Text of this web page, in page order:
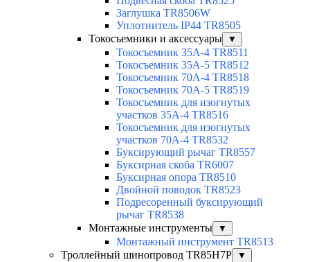
Заглушка TR8506W
Уплотнитель IP44 TR8505
Токосъемники и аксессуары
▼
Токосъемник 35А-4 TR8511
Токосъемник 35А-5 TR8512
Токосъемник 70А-4 TR8518
Токосъемник 70А-5 TR8519
Токосъемник для изогнутых
участков 35А-4 TR8516
Токосъемник для изогнутых
участков 70А-4 TR8532
Буксирующий рычаг TR8557
Буксирная скоба TR6007
Буксирная опора TR8510
Двойной поводок TR8523
Подресоренный буксирующий
рычаг TR8538
Монтажные инструменты
▼
Монтажный инструмент TR8513
Троллейный шинопровод TR85H7P
▼